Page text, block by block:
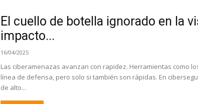
El cuello de botella ignorado en la
impacto...
16/04/2025
Las ciberamenazas avanzan con rapidez. Herramientas como
línea de defensa, pero solo si también son rápidas. En
de alto...